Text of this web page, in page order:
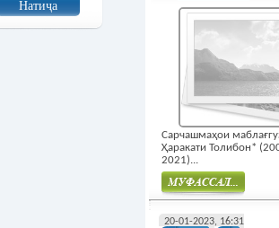
Сарчашмаҳои
Ҳаракати Толибон*
2021)...
20-01-2023, 16:31